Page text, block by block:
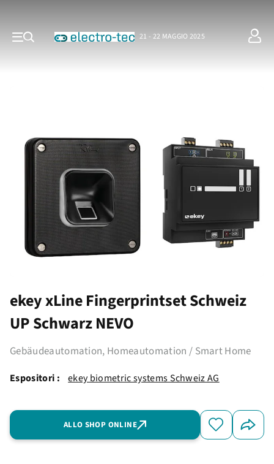
21 - 22 MAGGIO 2025
ekey xLine Fingerprintset Schweiz
UP Schwarz NEVO
Gebäudeautomation, Homeautomation / Smart Home
Espositori : ekey biometric systems Schweiz AG
ALLO SHOP ONLINE